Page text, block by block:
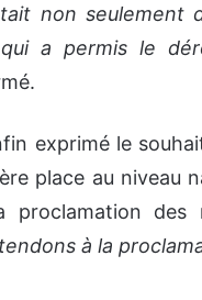
non
a permis le
exprimé le
place au niveau
proclamation des
à la